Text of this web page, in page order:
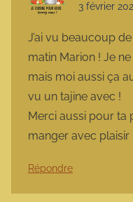
3 février
J’ai vu beaucoup
matin Marion ! Je
mais moi aussi ça
vu un tajine avec !
Merci aussi pour ta
manger avec plaisir
Répondre